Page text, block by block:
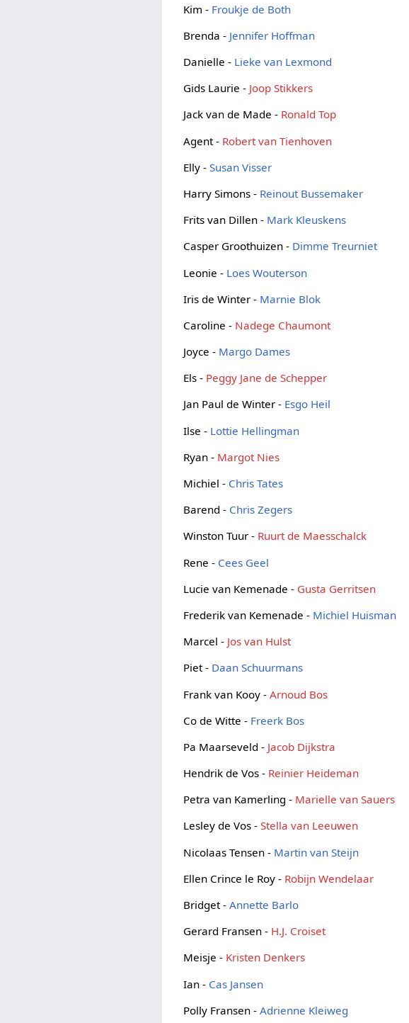
Kim - Froukje de Both
Brenda - Jennifer Hoffman
Danielle - Lieke van Lexmond
Gids Laurie - Joop Stikkers
Jack van de Made - Ronald Top
Agent - Robert van Tienhoven
Elly -Susan Visser
Harry Simons - Reinout Bussemaker
Frits van Dillen - Mark Kleuskens
Casper Groothuizen - Dimme Treurniet
Leonie - Loes Wouterson
Iris de Winter - Marnie Blok
Caroline - Nadege Chaumont
Joyce - Margo Dames
Els - Peggy Jane de Schepper
Jan Paul de Winter - Esgo Heil
Ilse - Lottie Hellingman
Ryan - Margot Nies
Michiel - Chris Tates
Barend - Chris Zegers
Winston Tuur - Ruurt de Maesschalck
Rene - Cees Geel
Lucie van Kemenade - Gusta Gerritsen
Frederik van Kemenade - Michiel Huisman
Marcel - Jos van Hulst
Piet - Daan Schuurmans
Frank van Kooy -Arnoud Bos
Co de Witte - Freerk Bos
Pa Maarseveld - Jacob Dijkstra
Hendrik de Vos - Reinier Heideman
Petra van Kamerling - Marielle van Sauers
Lesley de Vos -Stella van Leeuwen
Nicolaas Tensen - Martin van Steijn
Ellen Crince le Roy - Robijn Wendelaar
Bridget -Annette Barlo
Gerard Fransen - H.J. Croiset
Meisje - Kristen Denkers
Ian - Cas Jansen
Polly Fransen -Adrienne Kleiweg